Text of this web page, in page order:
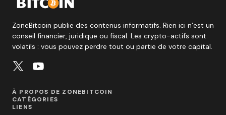
ZoneBitcoin publie des contenus informatifs. Rien ici n’est un
conseil financier, juridique ou fiscal. Les crypto-actifs sont
volatils : vous pouvez perdre tout ou partie de votre capital.
À PROPOS DE ZONEBITCOIN
CATÉGORIES
LIENS